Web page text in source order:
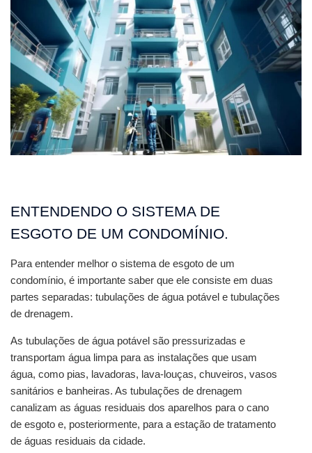
ENTENDENDO O SISTEMA DE
ESGOTO DE UM CONDOMÍNIO.
Para entender melhor o sistema de esgoto de um
condomínio, é importante saber que ele consiste em duas
partes separadas: tubulações de água potável e tubulações
de drenagem.
As tubulações de água potável são pressurizadas e
transportam água limpa para as instalações que usam
água, como pias, lavadoras, lava-louças, chuveiros, vasos
sanitários e banheiras. As tubulações de drenagem
canalizam as águas residuais dos aparelhos para o cano
de esgoto e, posteriormente, para a estação de tratamento
de águas residuais da cidade.